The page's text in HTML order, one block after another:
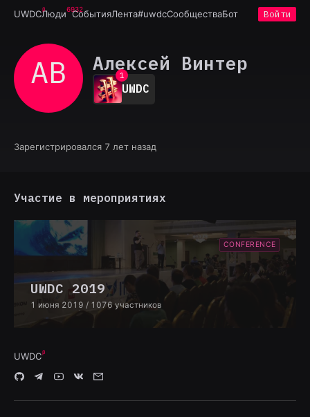
UWDCЛюди6932
СобытияЛента#uwdcСообществаБот Войти
АВ Алексей Винтер
0
1
2
3
6
UWDC
Зарегистрировался 7 лет назад
Участие в мероприятиях
CONFERENCE
UWDC 2019
1 июня 2019 / 1076 участников
UWDC